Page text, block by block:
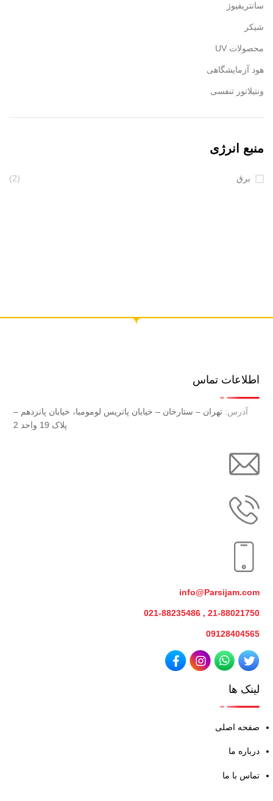
سانتریفیوژ
شیکر
محصولات UV
هود آزمایشگاهی
ونتیلاتور تنفسی
منبع انرژی
برق (2)
اطلاعات تماس
آدرس: تهران – ستارخان – خیابان پاتریس لومومبا، خیابان پانزدهم –
پلاک 19 واحد 2
info@Parsijam.com
21-88021750 , 021-88235486
09128404565
لینک ها
صفحه اصلی
درباره ما
تماس با ما